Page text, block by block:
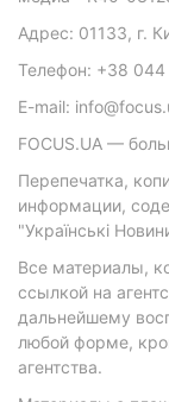
Адрес: 01133, г.
Телефон: +38
E-mail:
FOCUS.UA —
Перепечатка,
информации,
"Українські
Все материалы,
ссылкой на
дальнейшему
любой форме,
агентства.